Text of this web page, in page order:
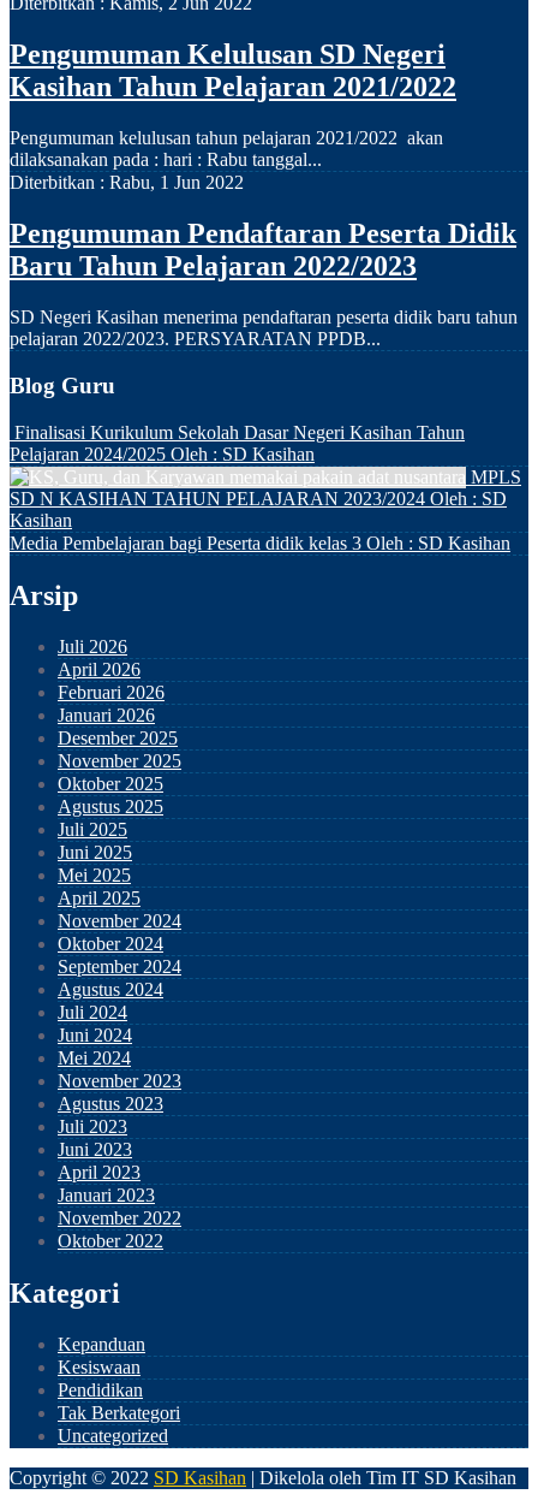
Pengumuman Kelulusan SD Negeri
Kasihan Tahun Pelajaran 2021/2022
Pengumuman kelulusan tahun pelajaran 2021/2022 akan
dilaksanakan pada : hari : Rabu tanggal...
Diterbitkan : Rabu, 1 Jun 2022
Pengumuman Pendaftaran Peserta Didik
Baru Tahun Pelajaran 2022/2023
SD Negeri Kasihan menerima pendaftaran peserta didik baru tahun
pelajaran 2022/2023. PERSYARATAN PPDB...
Blog Guru
Finalisasi Kurikulum Sekolah Dasar Negeri Kasihan Tahun
Pelajaran 2024/2025 Oleh : SD Kasihan
MPLS
SD N KASIHAN TAHUN PELAJARAN 2023/2024 Oleh : SD
Kasihan
Media Pembelajaran bagi Peserta didik kelas 3 Oleh : SD Kasihan
Arsip
Juli 2026
April 2026
Februari 2026
Januari 2026
Desember 2025
November 2025
Oktober 2025
Agustus 2025
Juli 2025
Juni 2025
Mei 2025
April 2025
November 2024
Oktober 2024
September 2024
Agustus 2024
Juli 2024
Juni 2024
Mei 2024
November 2023
Agustus 2023
Juli 2023
Juni 2023
April 2023
Januari 2023
November 2022
Oktober 2022
Kategori
Kepanduan
Kesiswaan
Pendidikan
Tak Berkategori
Uncategorized
Copyright © 2022 SD Kasihan | Dikelola oleh Tim IT SD Kasihan